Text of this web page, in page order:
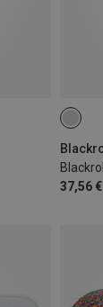
37,56 €